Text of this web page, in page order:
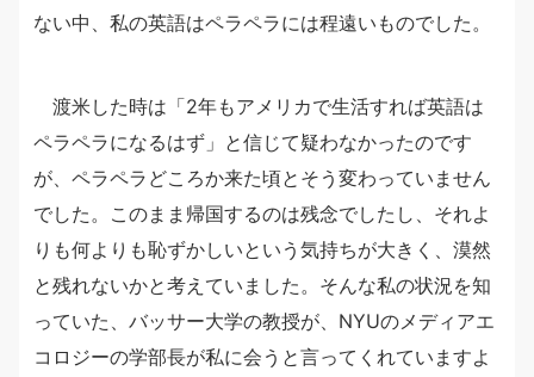
ない中、私の英語はペラペラには程遠いものでした。
渡米した時は「2年もアメリカで生活すれば英語は
ペラペラになるはず」と信じて疑わなかったのです
が、ペラペラどころか来た頃とそう変わっていません
でした。このまま帰国するのは残念でしたし、それよ
りも何よりも恥ずかしいという気持ちが大きく、漠然
と残れないかと考えていました。そんな私の状況を知
っていた、バッサー大学の教授が、NYUのメディアエ
コロジーの学部長が私に会うと言ってくれていますよ